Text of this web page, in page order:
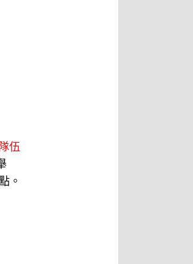
伍
。